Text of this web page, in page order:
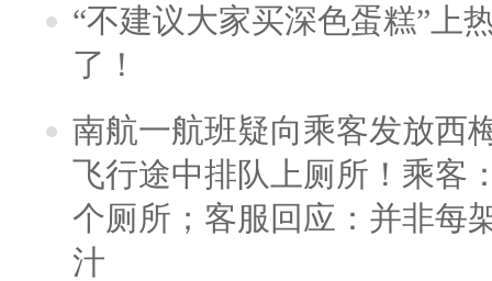
“不建议大家买深色蛋糕”上
了！
南航一航班疑向乘客发放西
飞行途中排队上厕所！乘客
个厕所；客服回应：并非每
汁